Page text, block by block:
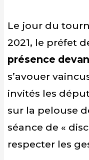
Le jour du
2021, le préfet
présence
s’avouer
invités les
sur la pelouse
séance de «
respecter les